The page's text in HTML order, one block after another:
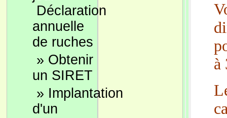
Déclaration
annuelle
de ruches
» Obtenir
un SIRET
» Implantation
d'un
à